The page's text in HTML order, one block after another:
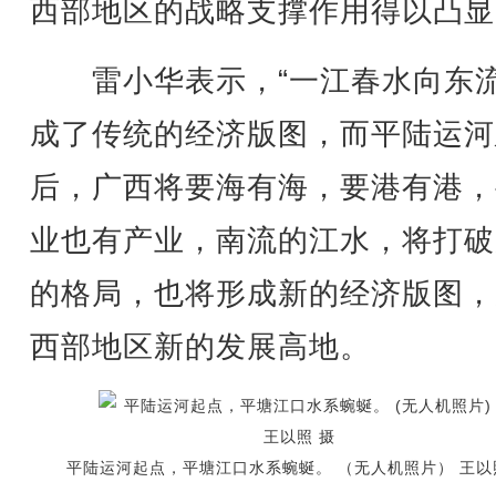
西部地区的战略支撑作用得以凸
雷小华表示，“一江春水向东
成了传统的经济版图，而平陆运
后，广西将要海有海，要港有港
业也有产业，南流的江水，将打
的格局，也将形成新的经济版图
西部地区新的发展高地。
平陆运河起点，平塘江口水系蜿蜒。 （无人机照片） 王